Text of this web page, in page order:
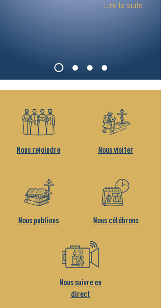
Lire la suite
Nous rejoindre
Nous publions
Nous visiter
Nous célébrons
Nous suivre en
direct